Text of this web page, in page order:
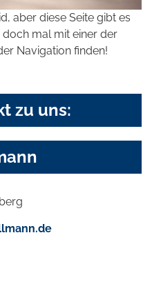
aber diese Seite gibt es
doch mal mit einer der
Navigation finden!
zu uns: